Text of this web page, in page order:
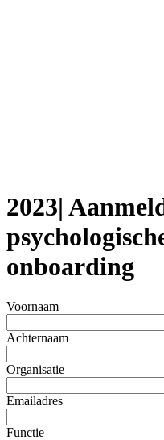
2023|
onboarding
Voornaam
Achternaam
Organisatie
Emailadres
Functie